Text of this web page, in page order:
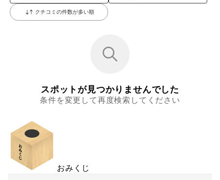
クチコミの件数が多い順
スポットが見つかりませんでした
条件を変更して再度検索してください
おみくじ